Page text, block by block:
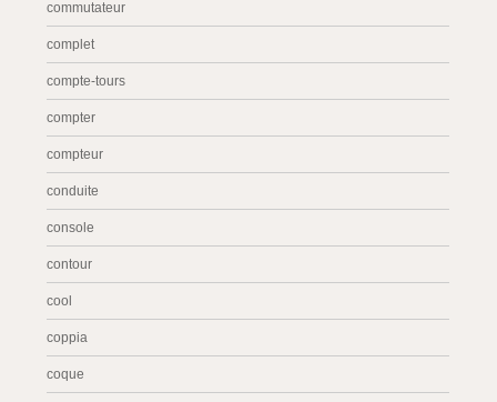
commutateur
complet
compte-tours
compter
compteur
conduite
console
contour
cool
coppia
coque